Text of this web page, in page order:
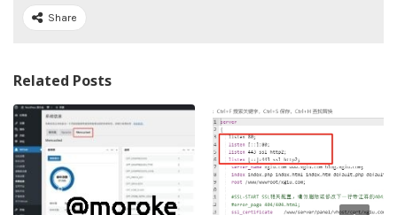
Share
Related Posts